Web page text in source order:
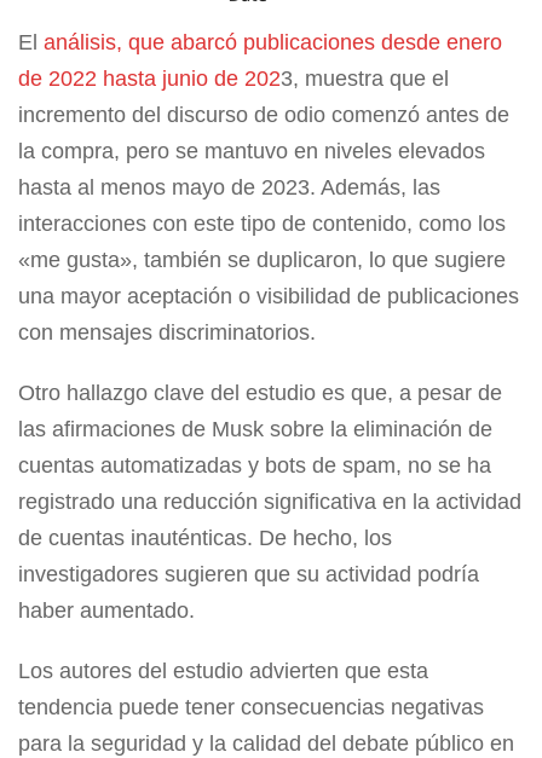
El análisis, que abarcó publicaciones desde enero
de 2022 hasta junio de 2023, muestra que el
incremento del discurso de odio comenzó antes de
la compra, pero se mantuvo en niveles elevados
hasta al menos mayo de 2023. Además, las
interacciones con este tipo de contenido, como los
«me gusta», también se duplicaron, lo que sugiere
una mayor aceptación o visibilidad de publicaciones
con mensajes discriminatorios.
Otro hallazgo clave del estudio es que, a pesar de
las afirmaciones de Musk sobre la eliminación de
cuentas automatizadas y bots de spam, no se ha
registrado una reducción significativa en la actividad
de cuentas inauténticas. De hecho, los
investigadores sugieren que su actividad podría
haber aumentado.
Los autores del estudio advierten que esta
tendencia puede tener consecuencias negativas
para la seguridad y la calidad del debate público en